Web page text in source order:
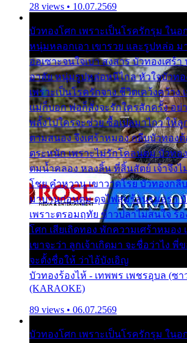
28 views • 10.07.2569
บัวทองโศก เพราะเป็นโรครักรุม ใน
หนุ่มหลอกเอา เขารวย และรูปหล่อ ม
ออเซาะจนใจเบา สงสาร บัวทองเศร้า
อาลัย หนุ่มรูปหล่อหนีไกล หัวใจบัวทอ
เพราะเป็นโรครักจาง ชีวิตเคว้งคว้าง
แม่ก็บอก พ่อก็สั่งจะรักใครสักครั้ง อย่
พลั้งไปใครจะช่วย ซื้อเปลมาไกว ให้ลู
ตามสนอง จึงเศร้าหมอง กลีบบัวทอง
ตระหนัก เพราะไม่รักโคลนตม บัวทอ
ตมน้ำคลอง หลงลิ้น ที่สิ้นสัตย์ เจ้าจึง
โชย คำหวาน เขาวาดโรย บัวทองกลี
มาบานก่อนตูม ดุจไฟสุมร้อนรุมอุรา บั
เพราะตรอมฤทัย ข้าวปลาไม่สนใจ ร้อ
โศก เสียเถิดทอง พักความเศร้าหมอง
เขาจะว่า ลูกเจ้าเกิดมา จะชื่อว่าไง พี่
จะตั้งชื่อให้ ว่าไอ้บังเอิญ
บัวทองร้องไห้ - เทพพร เพชรอุบล (ซ
(KARAOKE)
89 views • 06.07.2569
บัวทองโศก เพราะเป็นโรครักรุม ใน